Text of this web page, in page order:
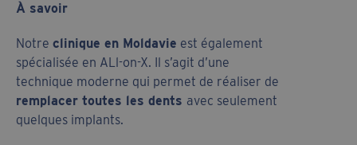
À savoir
Notre clinique en Moldavie est également
spécialisée en ALl-on-X. Il s’agit d’une
technique moderne qui permet de réaliser de
remplacer toutes les dents avec seulement
quelques implants.